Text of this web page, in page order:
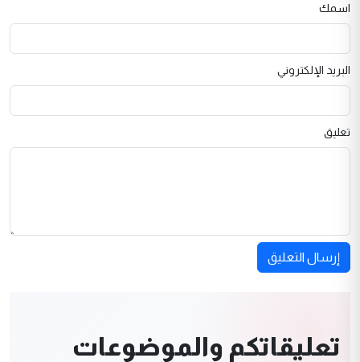
اسمك
البريد الإلكتروني
تعليق
إرسال التعليق
تعليقاتكم والموضوعات